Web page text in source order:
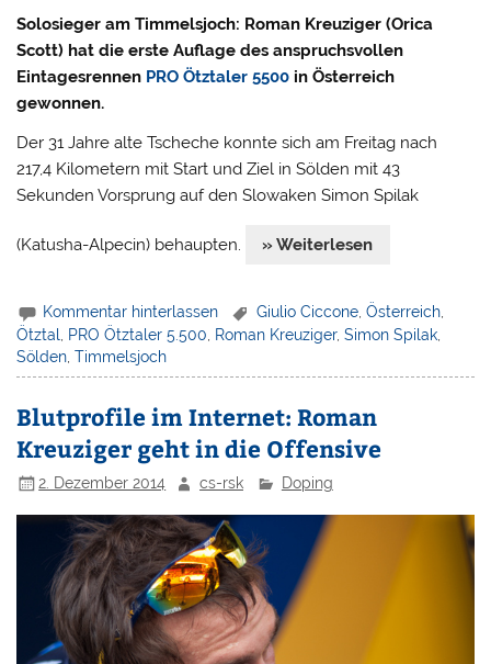
Solosieger am Timmelsjoch: Roman Kreuziger (Orica
Scott) hat die erste Auflage des anspruchsvollen
Eintagesrennen PRO Ötztaler 5500 in Österreich
gewonnen.
Der 31 Jahre alte Tscheche konnte sich am Freitag nach
217,4 Kilometern mit Start und Ziel in Sölden mit 43
Sekunden Vorsprung auf den Slowaken Simon Spilak
(Katusha-Alpecin) behaupten. » Weiterlesen
Kommentar hinterlassen Giulio Ciccone ,Österreich
Ötztal, PRO Ötztaler 5.500, Roman Kreuziger,Simon Spilak,
Sölden,Timmelsjoch
Blutprofile im Internet: Roman
Kreuziger geht in die Offensive
2. Dezember 2014 cs-rsk Doping